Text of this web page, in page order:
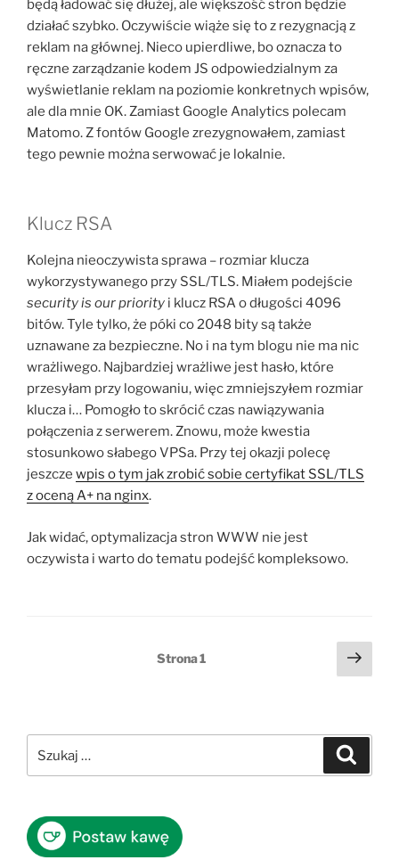
będą ładować się dłużej, ale większość stron będzie
działać szybko. Oczywiście wiąże się to z rezygnacją z
reklam na głównej. Nieco upierdliwe, bo oznacza to
ręczne zarządzanie kodem JS odpowiedzialnym za
wyświetlanie reklam na poziomie konkretnych wpisów,
ale dla mnie OK. Zamiast Google Analytics polecam
Matomo. Z fontów Google zrezygnowałem, zamiast
tego pewnie można serwować je lokalnie.
Klucz RSA
Kolejna nieoczywista sprawa – rozmiar klucza
wykorzystywanego przy SSL/TLS. Miałem podejście
security is our priority i klucz RSA o długości 4096
bitów. Tyle tylko, że póki co 2048 bity są także
uznawane za bezpieczne. No i na tym blogu nie ma nic
wrażliwego. Najbardziej wrażliwe jest hasło, które
przesyłam przy logowaniu, więc zmniejszyłem rozmiar
klucza i… Pomogło to skrócić czas nawiązywania
połączenia z serwerem. Znowu, może kwestia
stosunkowo słabego VPSa. Przy tej okazji polecę
jeszcze wpis o tym jak zrobić sobie certyfikat SSL/TLS
z oceną A+ na nginx.
Jak widać, optymalizacja stron WWW nie jest
oczywista i warto do tematu podejść kompleksowo.
Strona1